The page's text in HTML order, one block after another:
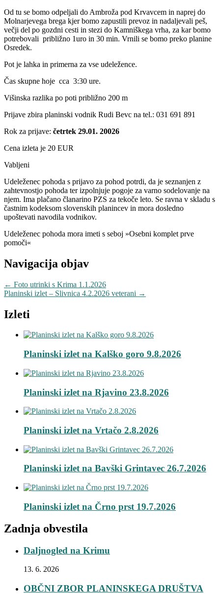
Od tu se bomo odpeljali do Ambroža pod Krvavcem in naprej do
Molnarjevega brega kjer bomo zapustili prevoz in nadaljevali peš,
večji del po gozdni cesti in stezi do Kamniškega vrha, za kar bomo
potrebovali približno 1uro in 30 min. Vrnili se bomo preko planine
Osredek.
Pot je lahka in primerna za vse udeležence.
Čas skupne hoje cca 3:30 ure.
Višinska razlika po poti približno 200 m
Prijave zbira planinski vodnik Rudi Bevc na tel.: 031 691 891
Rok za prijave: četrtek 29.01. 20026
Cena izleta je 20 EUR
Vabljeni
Udeleženec pohoda s prijavo za pohod potrdi, da je seznanjen z
zahtevnostjo pohoda ter izpolnjuje pogoje za varno sodelovanje na
njem. Ima plačano članarino PZS za tekoče leto. Se ravna v skladu s
častnim kodeksom slovenskih planincev in mora dosledno
upoštevati navodila vodnikov.
Udeleženec pohoda mora imeti s seboj »Osebni komplet prve
pomoči«
Navigacija objav
← Foto utrinki s Krima 1.1.2026
Planinski izlet – Slivnica 4.2.2026 veterani →
Izleti
Planinski izlet na Kalško goro 9.8.2026
Planinski izlet na Rjavino 23.8.2026
Planinski izlet na Vrtačo 2.8.2026
Planinski izlet na Bavški Grintavec 26.7.2026
Planinski izlet na Črno prst 19.7.2026
Zadnja obvestila
Daljnogled na Krimu
13. 6. 2026
OBČNI ZBOR PLANINSKEGA DRUŠTVA